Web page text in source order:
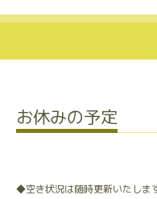
お休みの予定
◆空き状況は随時更新いたしま